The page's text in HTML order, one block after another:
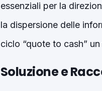
essenziali per la
la dispersione delle
ciclo “quote to cash”
Soluzione e